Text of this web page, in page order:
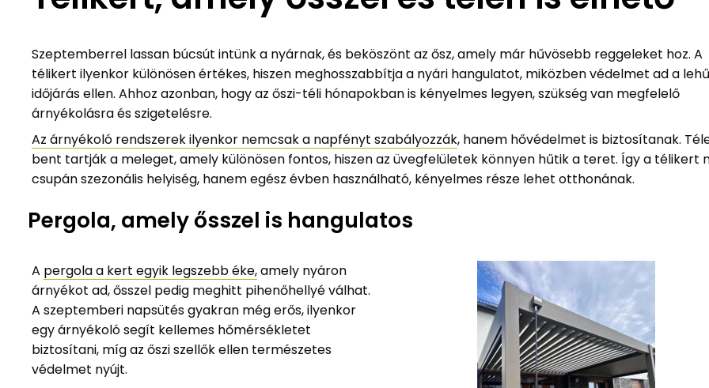
Szeptemberrel lassan búcsút intünk a nyárnak, és beköszönt az ősz, amely már hűvösebb reggeleket hoz. A
télikert ilyenkor különösen értékes, hiszen meghosszabbítja a nyári hangulatot, miközben védelmet ad a
időjárás ellen. Ahhoz azonban, hogy az őszi-téli hónapokban is kényelmes legyen, szükség van megfelelő
árnyékolásra és szigetelésre.
Az árnyékoló rendszerek ilyenkor nemcsak a napfényt szabályozzák, hanem hővédelmet is biztosítanak.
bent tartják a meleget, amely különösen fontos, hiszen az üvegfelületek könnyen hűtik a teret. Így a télikert
csupán szezonális helyiség, hanem egész évben használható, kényelmes része lehet otthonának.
Pergola, amely ősszel is hangulatos
A pergola a kert egyik legszebb éke,amely nyáron
árnyékot ad, ősszel pedig meghitt pihenőhellyé válhat.
A szeptemberi napsütés gyakran még erős, ilyenkor
egy árnyékoló segít kellemes hőmérsékletet
biztosítani, míg az őszi szellők ellen természetes
védelmet nyújt.